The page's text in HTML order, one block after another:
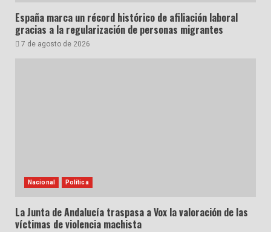
España marca un récord histórico de afiliación laboral
gracias a la regularización de personas migrantes
7 de agosto de 2026
Nacional Política
La Junta de Andalucía traspasa a Vox la valoración de las
víctimas de violencia machista